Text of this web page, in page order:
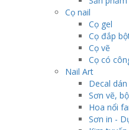
Cọ nail
Cọ gel
Cọ đắp
Cọ vẽ
Cọ có
Nail Art
Decal
Sơn vẽ,
Hoa nổi
Sơn in -